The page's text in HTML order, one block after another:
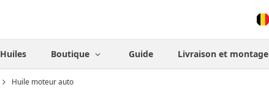
Huiles Boutique Guide Livraison et montage
Huile moteur auto